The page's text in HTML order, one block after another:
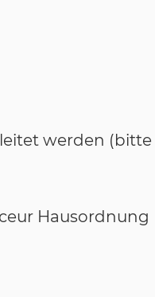
werden (bitte
Hausordnung